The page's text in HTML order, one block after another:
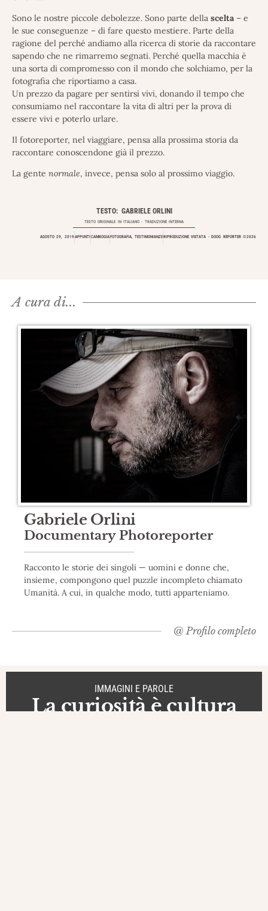
Sono le nostre piccole debolezze. Sono parte della scelta – e
le sue conseguenze – di fare questo mestiere. Parte della
ragione del perché andiamo alla ricerca di storie da raccontare
sapendo che ne rimarremo segnati. Perché quella macchia è
una sorta di compromesso con il mondo che solchiamo, per la
fotografia che riportiamo a casa.
Un prezzo da pagare per sentirsi vivi, donando il tempo che
consumiamo nel raccontare la vita di altri per la prova di
essere vivi e poterlo urlare.
Il fotoreporter, nel viaggiare, pensa alla prossima storia da
raccontare conoscendone già il prezzo.
La gente normale, invece, pensa solo al prossimo viaggio.
TESTO: GABRIELE ORLINI
TESTO ORIGINALE IN ITALIANO - TRADUZIONE INTERNA
AGOSTO 29, 2019 APPUNTI CAMBOGIA FOTOGRAFIA, TESTIMONIANZE RIPRODUZIONE VIETATA - DOOG REPORTER ©2026
A cura di...​
Gabriele Orlini
Documentary Photoreporter
Racconto le storie dei singoli — uomini e donne che,
insieme, compongono quel puzzle incompleto chiamato
Umanità. A cui, in qualche modo, tutti apparteniamo.
@ Profilo completo
IMMAGINI E PAROLE
La curiosità è cultura